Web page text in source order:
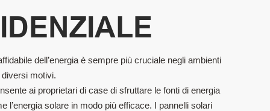
dell’energia è sempre più cruciale negli ambienti
motivi.
ai proprietari di case di sfruttare le fonti di energia
l’energia solare in modo più efficace. I pannelli solari